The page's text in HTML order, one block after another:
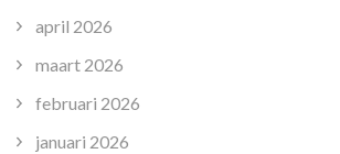
april 2026
maart 2026
februari 2026
januari 2026